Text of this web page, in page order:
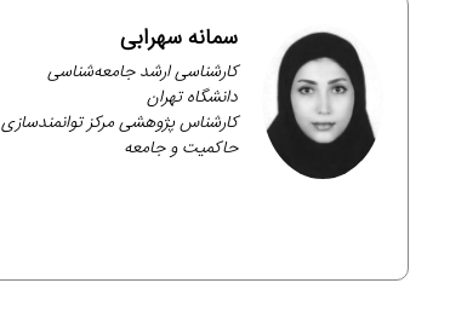
سمانه سهرابی
کارشناسی ارشد جامعه‌شناسی
دانشگاه تهران
کارشناس پژوهشی مرکز توانمندسازی
حاکمیت و جامعه